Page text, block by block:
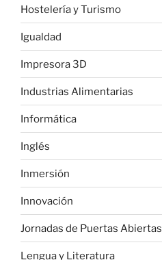
Hostelería y Turismo
Igualdad
Impresora 3D
Industrias Alimentarias
Informática
Inglés
Inmersión
Innovación
Jornadas de Puertas Abiertas
Lengua y Literatura